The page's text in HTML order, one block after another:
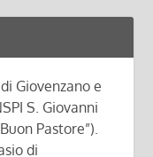
Giovenzano e
S. Giovanni
Pastore”).
di